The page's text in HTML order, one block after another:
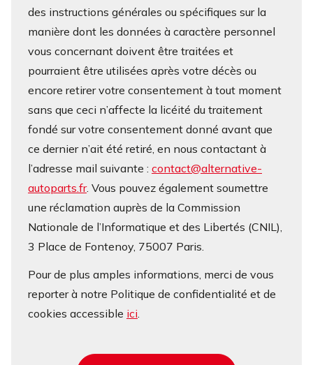
des instructions générales ou spécifiques sur la
manière dont les données à caractère personnel
vous concernant doivent être traitées et
pourraient être utilisées après votre décès ou
encore retirer votre consentement à tout moment
sans que ceci n’affecte la licéité du traitement
fondé sur votre consentement donné avant que
ce dernier n’ait été retiré, en nous contactant à
l’adresse mail suivante : contact@alternative-
autoparts.fr. Vous pouvez également soumettre
une réclamation auprès de la Commission
Nationale de l’Informatique et des Libertés (CNIL),
3 Place de Fontenoy, 75007 Paris.
Pour de plus amples informations, merci de vous
reporter à notre Politique de confidentialité et de
cookies accessible ici.